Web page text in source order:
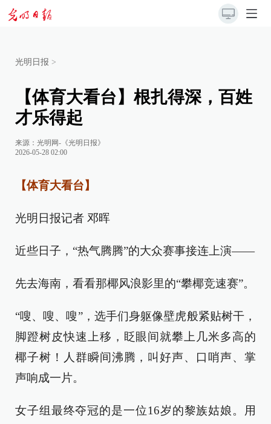
光明日报 >
【体育大看台】根扎得深，百姓
才乐得起
来源： 光明网-《光明日报》
2026-05-28 02:00
【体育大看台】
光明日报记者 邓晖
近些日子，“热气腾腾”的大众赛事接连上演——
先去海南，看看那椰风浪影里的“攀椰竞速赛”。
“嗖、嗖、嗖”，选手们身躯像壁虎般紧贴树干，
脚蹬树皮快速上移，眨眼间就攀上几米多高的
椰子树！人群瞬间沸腾，叫好声、口哨声、掌
声响成一片。
女子组最终夺冠的是一位16岁的黎族姑娘。用